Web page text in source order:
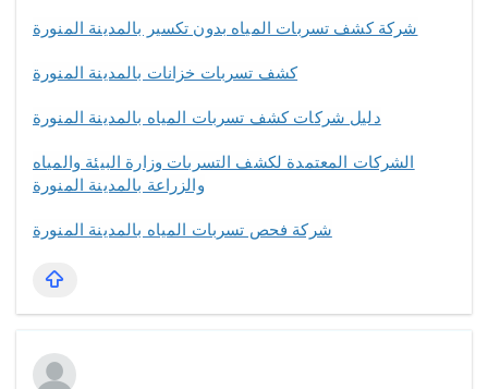
شركة كشف تسربات المياه بدون تكسير بالمدينة المنورة
كشف تسربات خزانات بالمدينة المنورة
دليل شركات كشف تسربات المياه بالمدينة المنورة
الشركات المعتمدة لكشف التسربات وزارة البيئة والمياه
والزراعة بالمدينة المنورة
شركة فحص تسربات المياه بالمدينة المنورة